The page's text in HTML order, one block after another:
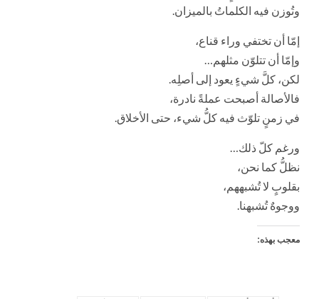
وتُوزن فيه الكلماتُ بالميزان.
إمّا أن تختفي وراء قناع،
وإمّا أن تتلوّن مثلهم…
لكن، كلَّ شيءٍ يعود إلى أصلِه.
فالأصالة أصبحت عملةً نادرة،
في زمنٍ تلوّث فيه كلُّ شيء، حتى الأخلاق.
ورغم كلّ ذلك…
نظلُّ كما نحن،
بقلوبٍ لا تُشبههم،
ووجوهٌ تُشبهنا.
معجب بهذه: